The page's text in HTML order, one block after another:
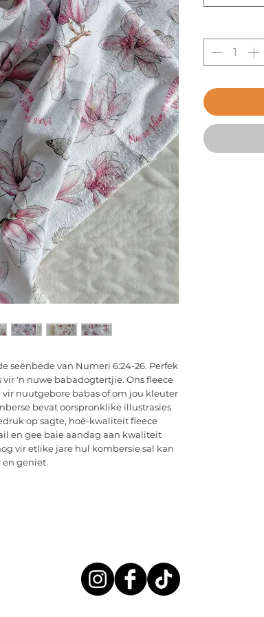
seënbede van Numeri 6:24-26. Perfek
vir 'n nuwe babadogtertjie. Ons fleece
vir nuutgebore babas of om jou kleuter
bevat oorspronklike illustrasies
op sagte, hoë-kwaliteit fleece
en gee baie aandag aan kwaliteit
vir etlike jare hul kombersie sal kan
en geniet.